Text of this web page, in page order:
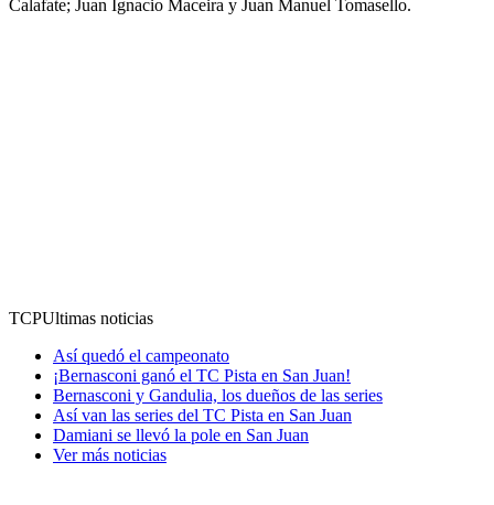
Calafate; Juan Ignacio Maceira y Juan Manuel Tomasello.
TCPUltimas noticias
Así quedó el campeonato
¡Bernasconi ganó el TC Pista en San Juan!
Bernasconi y Gandulia, los dueños de las series
Así van las series del TC Pista en San Juan
Damiani se llevó la pole en San Juan
Ver más noticias